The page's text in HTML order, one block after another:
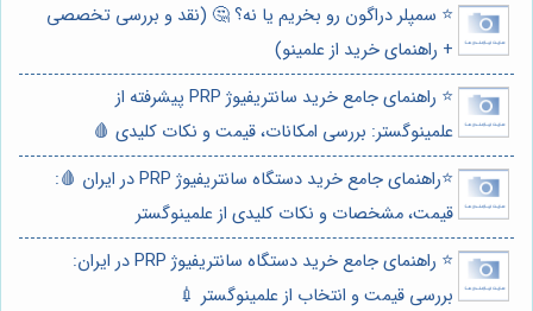
⭐️ سمپلر دراگون رو بخریم یا نه؟ 🤔 (نقد و بررسی تخصصی
+ راهنمای خرید از علمینو)
⭐️ راهنمای جامع خرید سانتریفیوژ PRP پیشرفته از
علمینوگستر: بررسی امکانات، قیمت و نکات کلیدی 🩸
⭐️راهنمای جامع خرید دستگاه سانتریفیوژ PRP در ایران 🩸:
قیمت، مشخصات و نکات کلیدی از علمینوگستر
⭐️ راهنمای جامع خرید دستگاه سانتریفیوژ PRP در ایران:
بررسی قیمت و انتخاب از علمینوگستر 💉